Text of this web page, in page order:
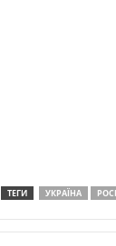
ТЕГИ УКРАЇНА